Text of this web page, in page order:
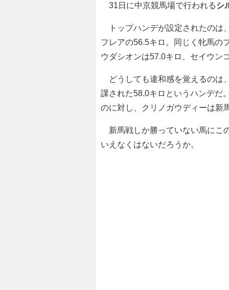
31日に中京競馬場で行われるシ
トップハンデが設定されたのは
フレアの56.5キロ。同じく牝馬の
ウダシオンは57.0キロ、セイウン
どうしても違和感を覚えるのは
課された58.0キロというハンデだ
のに対し、クリノガウディーは新
新馬戦しか勝っていない馬にこ
いえなくはないだろうか。